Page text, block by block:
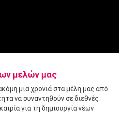
μελών μας
μία χρονιά στα μέλη μας από
να συναντηθούν σε διεθνές
για τη δημιουργία νέων